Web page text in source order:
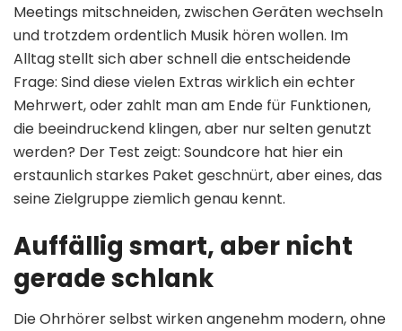
Meetings mitschneiden, zwischen Geräten wechseln
und trotzdem ordentlich Musik hören wollen. Im
Alltag stellt sich aber schnell die entscheidende
Frage: Sind diese vielen Extras wirklich ein echter
Mehrwert, oder zahlt man am Ende für Funktionen,
die beeindruckend klingen, aber nur selten genutzt
werden? Der Test zeigt: Soundcore hat hier ein
erstaunlich starkes Paket geschnürt, aber eines, das
seine Zielgruppe ziemlich genau kennt.
Auffällig smart, aber nicht
gerade schlank
Die Ohrhörer selbst wirken angenehm modern, ohne